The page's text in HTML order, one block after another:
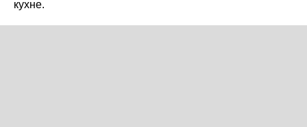
кухне.